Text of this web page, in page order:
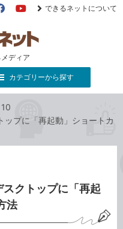
ディア
FacebookYouTube
できるネットについて
カテゴリーから探す
ップに「再起動」ショートカ
クトップに「再起
法